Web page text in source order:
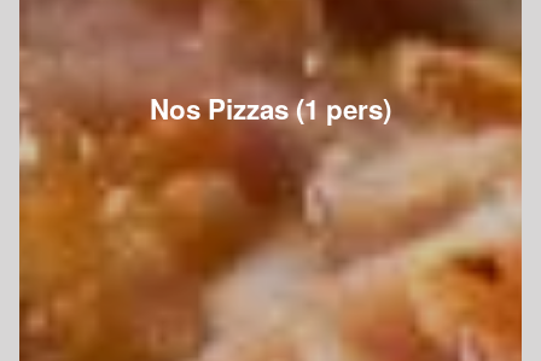
Nos Pizzas (1 pers)